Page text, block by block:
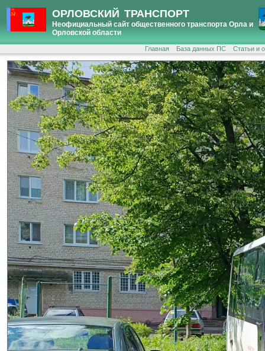
ОРЛОВСКИЙ ТРАНСПОРТ
Неофициальный сайт общественного транспорта Орла и
Орловской области
Главная База данных ПС Статьи и